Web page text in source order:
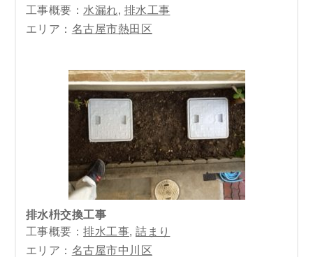
工事概要： 水漏れ, 排水工事
エリア： 名古屋市熱田区
排水枡交換工事
工事概要：排水工事,詰まり
エリア： 名古屋市中川区